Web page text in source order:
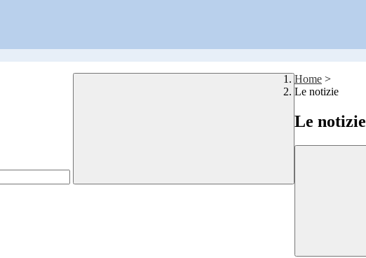
Home >
Le notizie
Le notizie